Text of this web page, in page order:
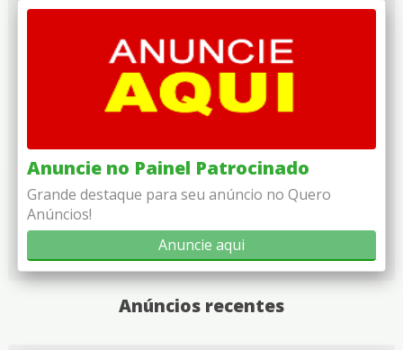
Anuncie no Painel Patrocinado
Grande destaque para seu anúncio no Quero
Anúncios!
Anuncie aqui
Anúncios recentes